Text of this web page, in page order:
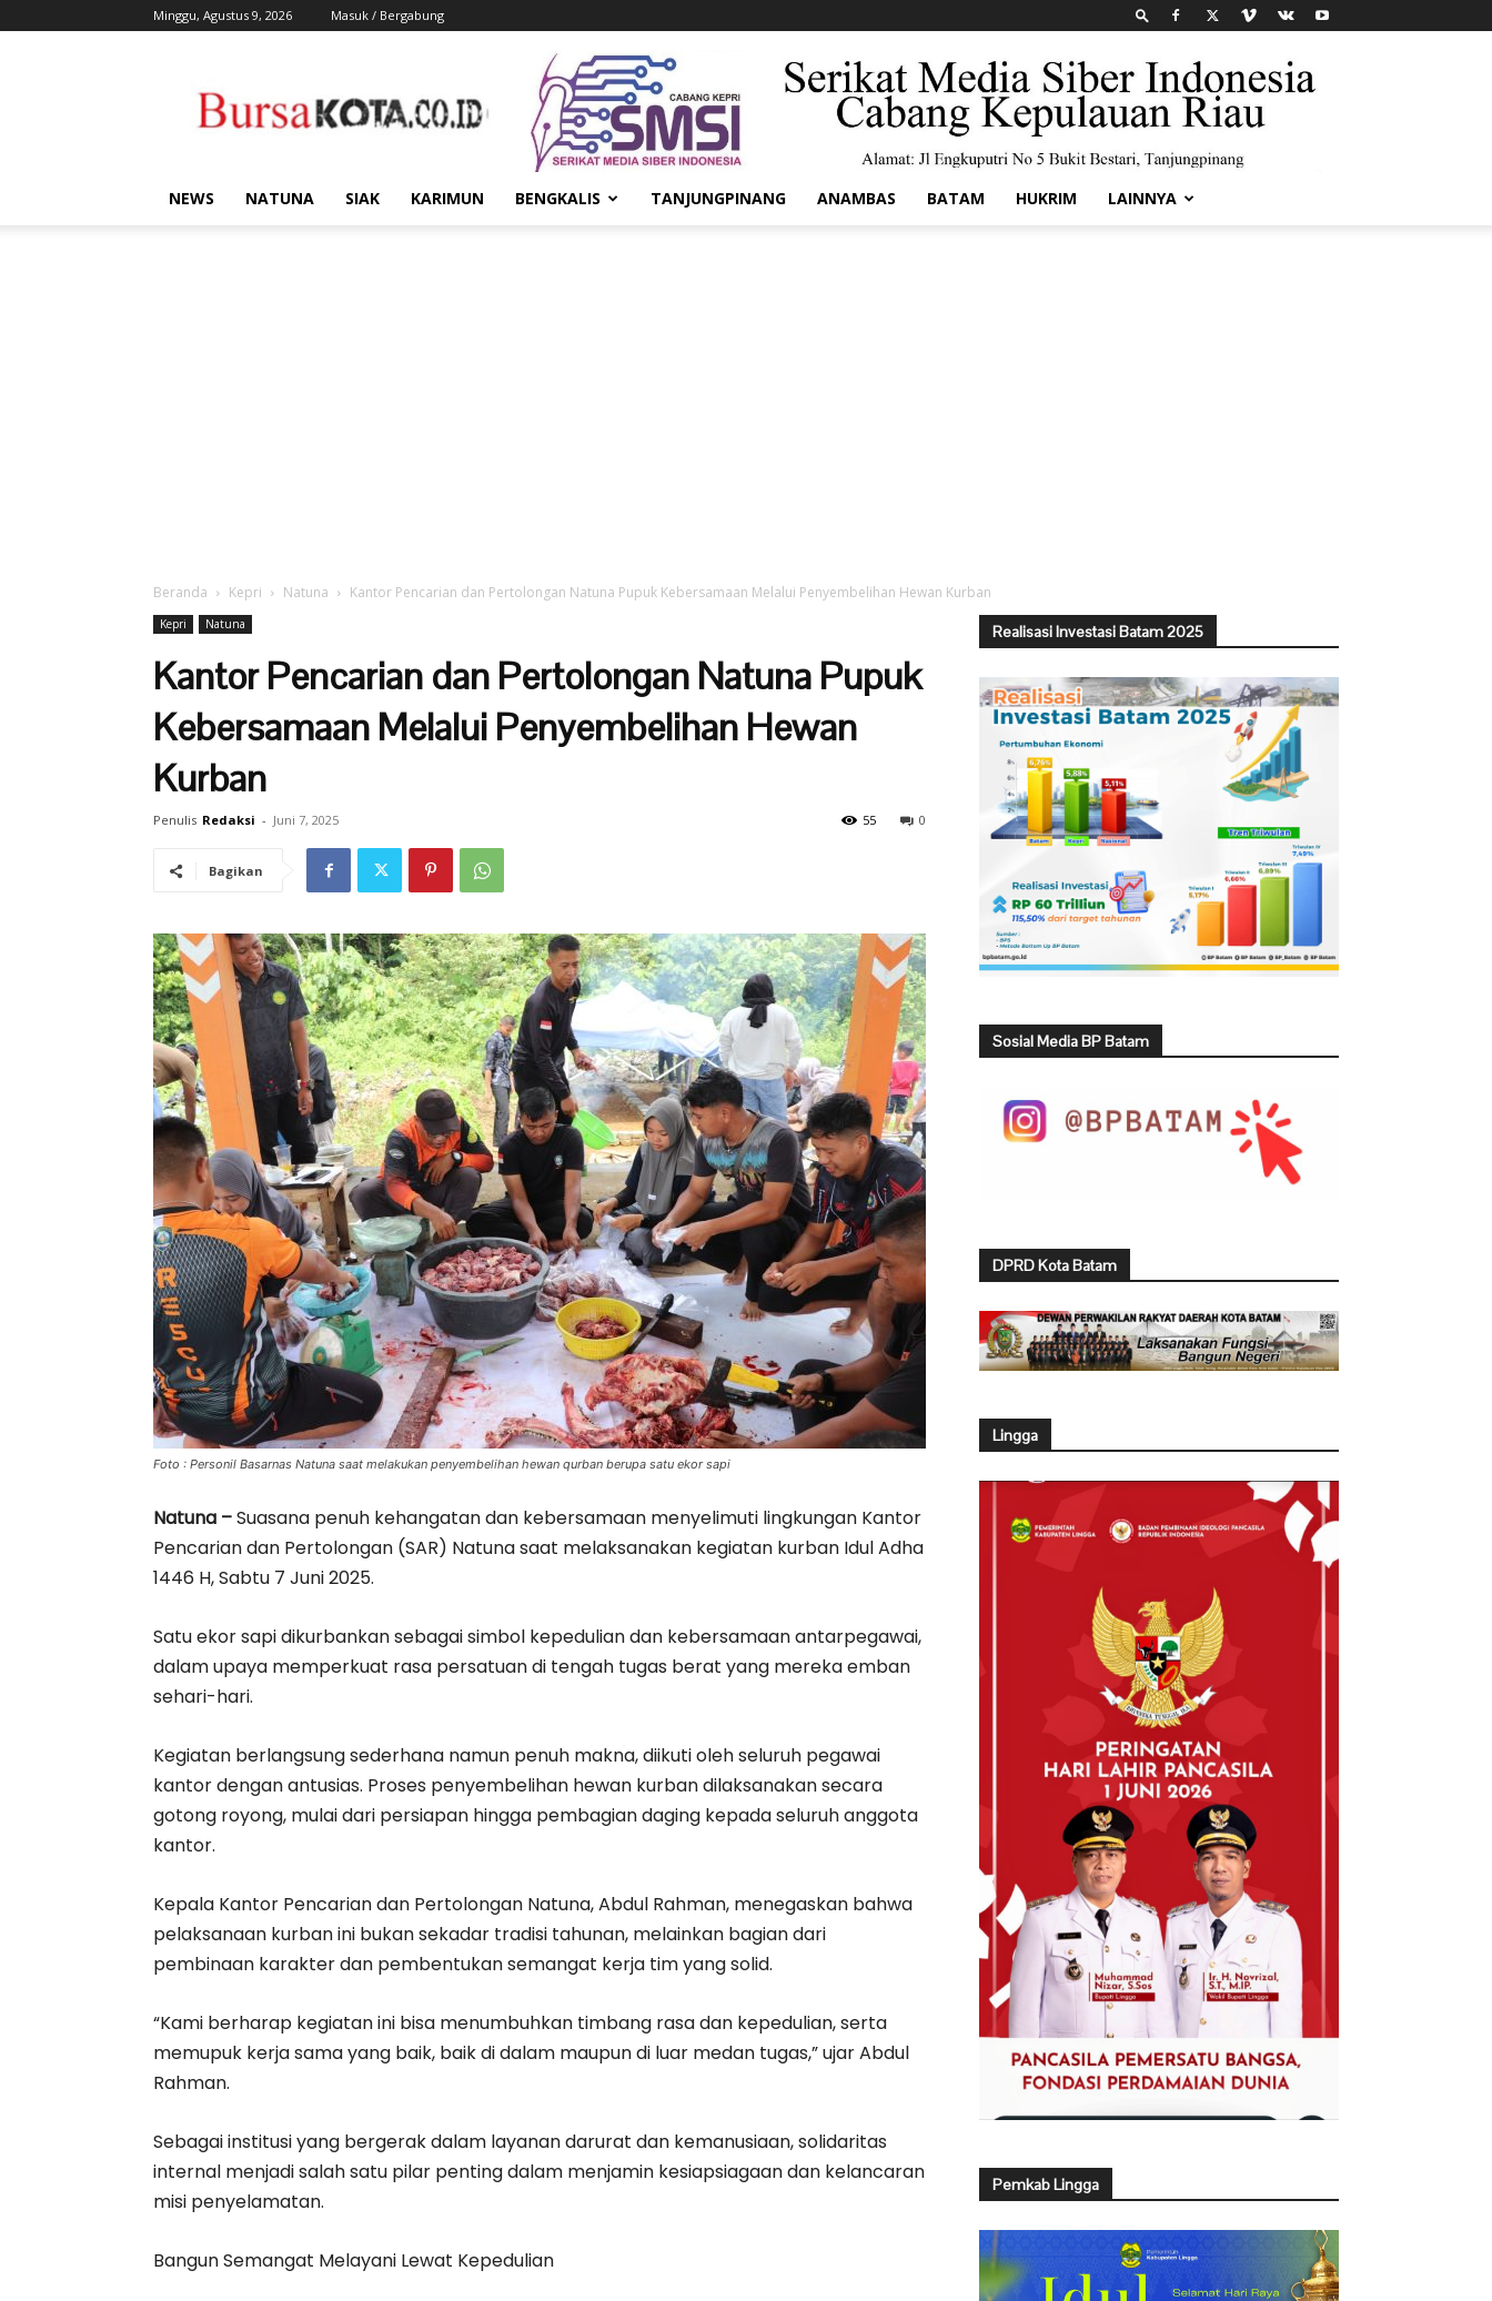
Minggu, Agustus 9, 2026 Masuk / Bergabung
Kota
NEWS NATUNA SIAK KARIMUN BENGKALIS TANJUNGPINANG ANAMBAS BATAM HUKRIM LAINNYA
Beranda Kepri Natuna Kantor Pencarian dan Pertolongan Natuna Pupuk Kebersamaan Melalui Penyembelihan Hewan Kurban
Kepri Natuna
Kantor Pencarian dan Pertolongan Natuna Pupuk
Kebersamaan Melalui Penyembelihan Hewan
Kurban
Penulis Redaksi - Juni 7, 2025 0
55
Bagikan
Foto : Personil Basarnas Natuna saat melakukan penyembelihan hewan qurban berupa satu ekor sapi
Natuna –Suasana penuh kehangatan dan kebersamaan menyelimuti lingkungan Kantor
Pencarian dan Pertolongan (SAR) Natuna saat melaksanakan kegiatan kurban Idul Adha
1446 H, Sabtu 7 Juni 2025.
Satu ekor sapi dikurbankan sebagai simbol kepedulian dan kebersamaan antarpegawai,
dalam upaya memperkuat rasa persatuan di tengah tugas berat yang mereka emban
sehari-hari.
Kegiatan berlangsung sederhana namun penuh makna, diikuti oleh seluruh pegawai
kantor dengan antusias. Proses penyembelihan hewan kurban dilaksanakan secara
gotong royong, mulai dari persiapan hingga pembagian daging kepada seluruh anggota
kantor.
Kepala Kantor Pencarian dan Pertolongan Natuna, Abdul Rahman, menegaskan bahwa
pelaksanaan kurban ini bukan sekadar tradisi tahunan, melainkan bagian dari
pembinaan karakter dan pembentukan semangat kerja tim yang solid.
“Kami berharap kegiatan ini bisa menumbuhkan timbang rasa dan kepedulian, serta
memupuk kerja sama yang baik, baik di dalam maupun di luar medan tugas,” ujar Abdul
Rahman.
Sebagai institusi yang bergerak dalam layanan darurat dan kemanusiaan, solidaritas
internal menjadi salah satu pilar penting dalam menjamin kesiapsiagaan dan kelancaran
misi penyelamatan.
Bangun Semangat Melayani Lewat Kepedulian
Realisasi Investasi Batam 2025
Sosial Media BP Batam
DPRD Kota Batam
Lingga
Pemkab Lingga